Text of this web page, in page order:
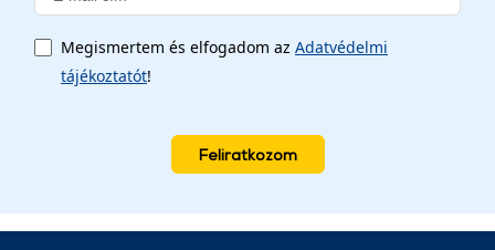
Megismertem és elfogadom az Adatvédelmi
tájékoztatót!
Feliratkozom